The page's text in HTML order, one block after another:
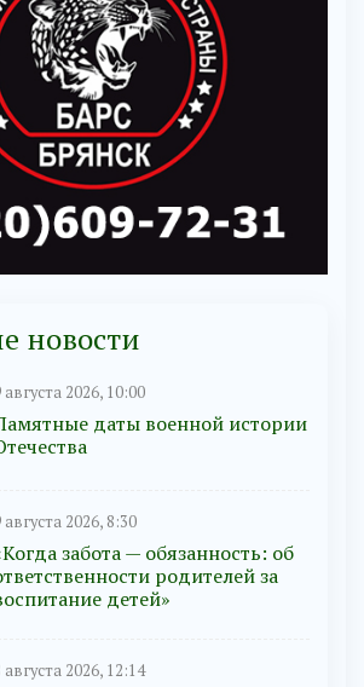
новости
августа 2026, 10:00
даты военной истории
августа 2026, 8:30
забота — обязанность: об
родителей за
детей»
августа 2026, 12:14